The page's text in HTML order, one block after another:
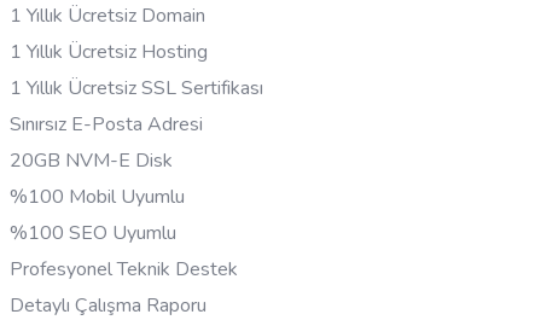
1 Yıllık Ücretsiz Domain
1 Yıllık Ücretsiz Hosting
1 Yıllık Ücretsiz SSL Sertifikası
Sınırsız E-Posta Adresi
20GB NVM-E Disk
%100 Mobil Uyumlu
%100 SEO Uyumlu
Profesyonel Teknik Destek
Detaylı Çalışma Raporu